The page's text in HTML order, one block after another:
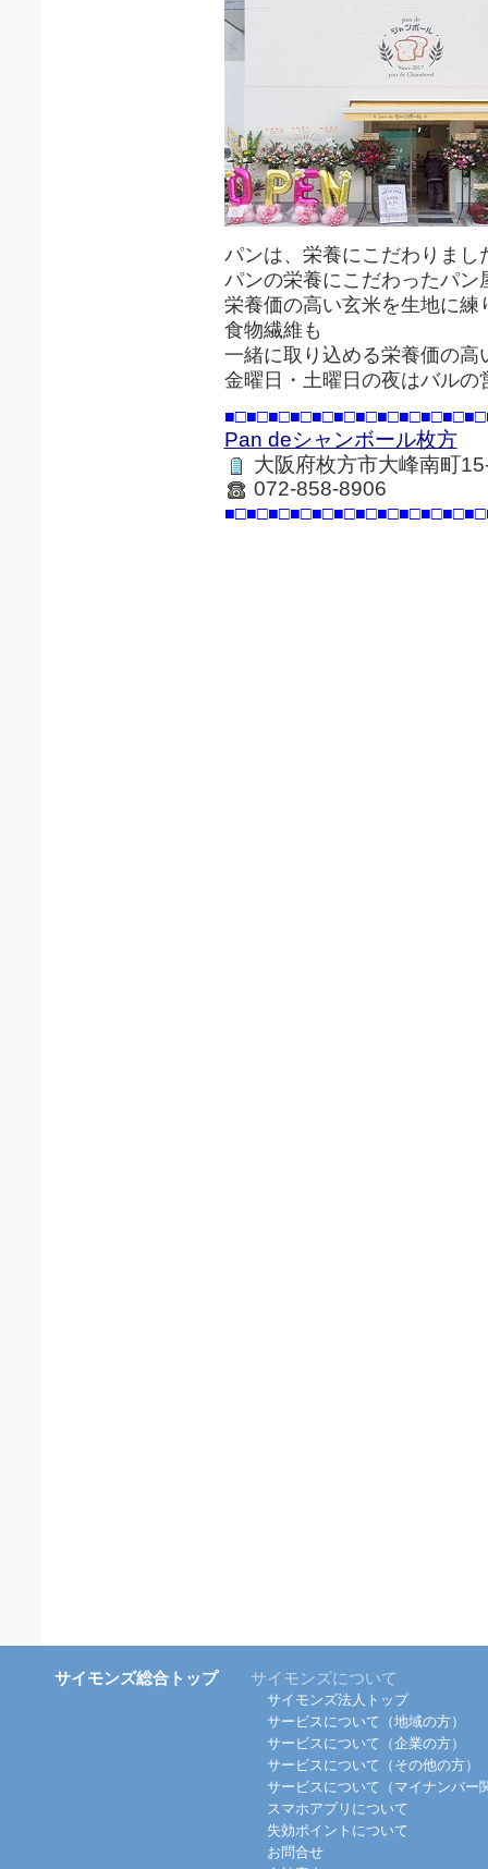
パンは、栄養にこだわりまし
パンの栄養にこだわったパン
栄養価の高い玄米を生地に
食物繊維も
一緒に取り込める栄養価の高
金曜日・土曜日の夜はバルの
Pan deシャンボール枚方
大阪府枚方市大峰南町
072-858-8906
サイモンズ総合トップ サイモンズについて
サイモンズ法人トップ
サービスについて（地域の方）
サービスについて（企業の方）
サービスについて（その他の方）
サービスについて（マイナンバー
スマホアプリについて
失効ポイントについて
お問合せ